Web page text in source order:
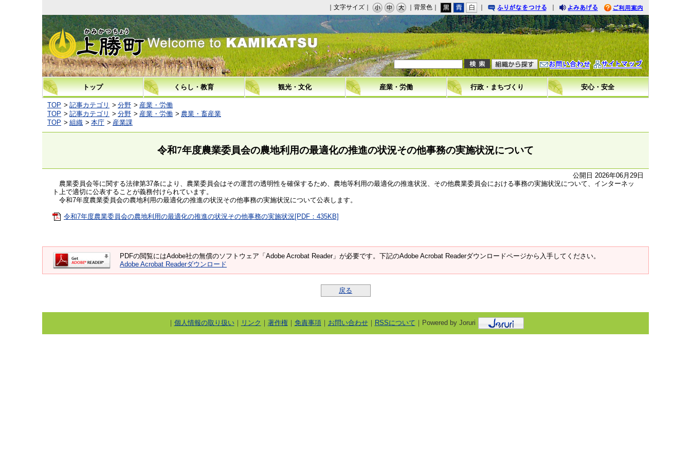
｜文字サイズ｜ ｜背景色｜
｜
りがなをつける
｜
みあげる
利用案内
上勝町 問い合わせ イトマップ
トップ くらし・教育 観光・文化 産業・労働 行政・まちづくり 安心・安全
TOP 記事カテゴリ 分野
産業・労働
TOP
記事カテゴリ 分野 産業・労働
農業・畜産業
TOP
組織 本庁 産業課
令和7年度農業委員会の農地利用の最適化の推進の状況その他事務の実施状況について
公開日 2026年06月29日
農業委員会等に関する法律第37条により、農業委員会はその運営の透明性を確保するため、農地等利用の最適化の推進状況、その他農業委員会における事務の実施状況について、インターネッ
ト上で適切に公表することが義務付けられています。
令和7年度農業委員会の農地利用の最適化の推進の状況その他事務の実施状況について公表します。
令和7年度農業委員会の農地利用の最適化の推進の状況その他事務の実施状況[PDF：435KB]
PDFの閲覧にはAdobe社の無償のソフトウェア「Adobe Acrobat Reader」が必要です。下記のAdobe Acrobat Readerダウンロードページから入手してください。
Adobe Acrobat Readerダウンロード
戻る
｜ 個人情報の取り扱い｜ リンク ｜ 著作権｜ 免責事項｜ お問い合わせ｜ RSSについて ｜Powered by Joruri